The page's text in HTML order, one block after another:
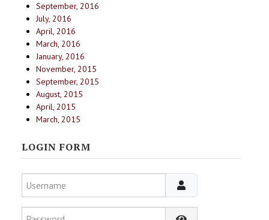
September, 2016
July, 2016
April, 2016
March, 2016
January, 2016
November, 2015
September, 2015
August, 2015
April, 2015
March, 2015
LOGIN FORM
Username
Password